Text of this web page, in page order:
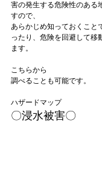
害の発生する危険性のある
すので、
あらかじめ知っておくこと
ったり、危険を回避して移
ます。
こちらから
調べることも可能です。
ハザードマップ
〇浸水被害〇